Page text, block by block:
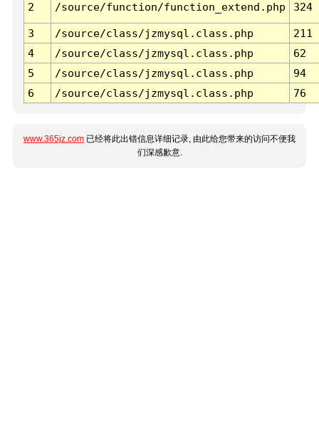
2 /source/function/function_extend.php 324
3 /source/class/jzmysql.class.php
211
4
/source/class/jzmysql.class.php
62
5
/source/class/jzmysql.class.php
94
6
/source/class/jzmysql.class.php 76
www.365jz.com 已经将此出错信息详细记录, 由此给您带来的访问不便我
们深感歉意.